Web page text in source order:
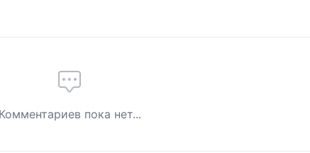
Комментариев пока нет...